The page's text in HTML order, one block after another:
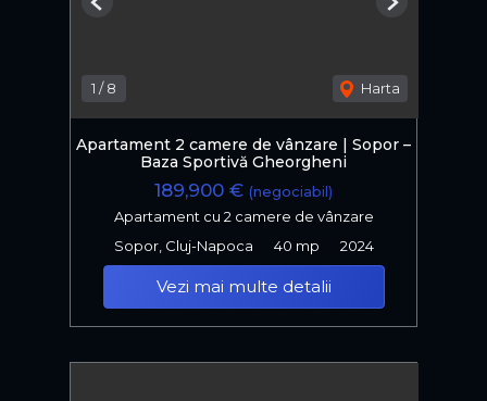
1 /8 Harta
Previous Next
Apartament 2 camere de vânzare | Sopor –
Baza Sportivă Gheorgheni
189,900 € (negociabil)
Apartament cu 2 camere de vânzare
Sopor, Cluj-Napoca
40 mp 2024
Vezi mai multe detalii